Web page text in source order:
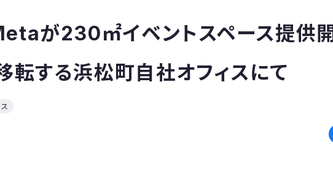
が230㎡イベントスペース提供開
転する浜松町自社オフィスにて